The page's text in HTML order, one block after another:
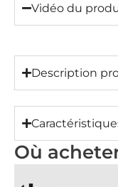
Vidéo du
Description
Où